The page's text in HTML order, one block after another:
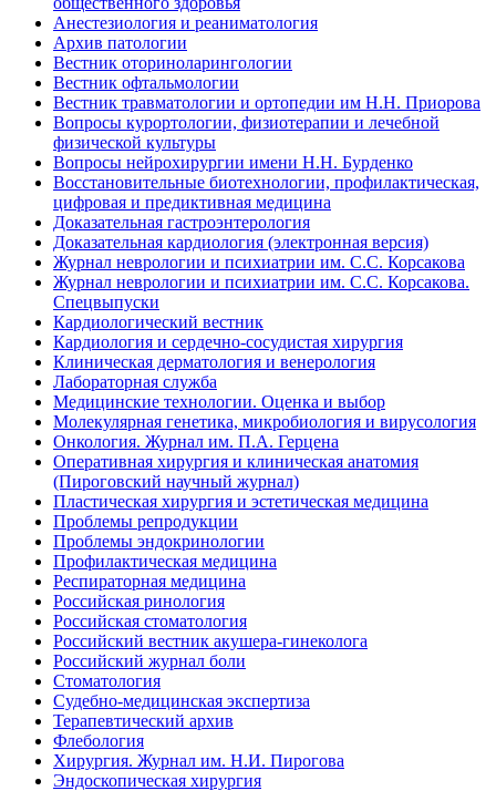
Анестезиология и реаниматология
Архив патологии
Вестник оториноларингологии
Вестник офтальмологии
Вестник травматологии и ортопедии им Н.Н. Приорова
Вопросы курортологии, физиотерапии и лечебной
физической культуры
Вопросы нейрохирургии имени Н.Н. Бурденко
Восстановительные биотехнологии, профилактическая,
цифровая и предиктивная медицина
Доказательная гастроэнтерология
Доказательная кардиология (электронная версия)
Журнал неврологии и психиатрии им. С.С. Корсакова
Журнал неврологии и психиатрии им. С.С. Корсакова.
Спецвыпуски
Кардиологический вестник
Кардиология и сердечно-сосудистая хирургия
Клиническая дерматология и венерология
Лабораторная служба
Медицинские технологии. Оценка и выбор
Молекулярная генетика, микробиология и вирусология
Онкология. Журнал им. П.А. Герцена
Оперативная хирургия и клиническая анатомия
(Пироговский научный журнал)
Пластическая хирургия и эстетическая медицина
Проблемы репродукции
Проблемы эндокринологии
Профилактическая медицина
Респираторная медицина
Российская ринология
Российская стоматология
Российский вестник акушера-гинеколога
Российский журнал боли
Стоматология
Судебно-медицинская экспертиза
Терапевтический архив
Флебология
Хирургия. Журнал им. Н.И. Пирогова
Эндоскопическая хирургия